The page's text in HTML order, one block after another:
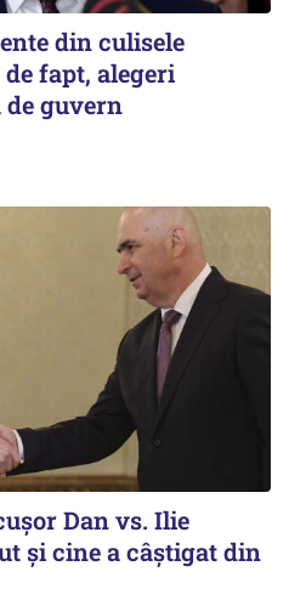
din culisele
fapt, alegeri
guvern
Dan vs. Ilie
și cine a câștigat din